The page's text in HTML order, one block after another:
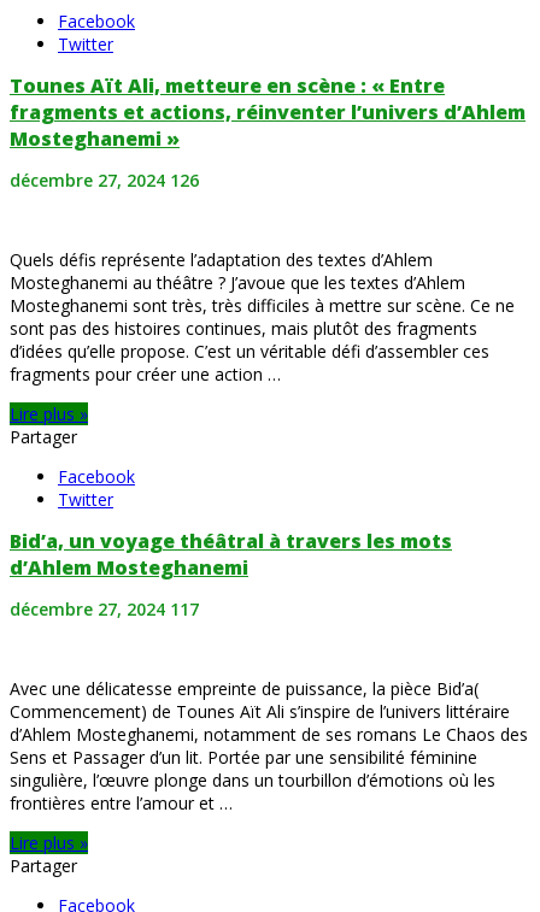
Facebook
Twitter
Tounes Aït Ali, metteure en scène : « Entre
fragments et actions, réinventer l’univers d’Ahlem
Mosteghanemi »
décembre 27, 2024 126
Quels défis représente l’adaptation des textes d’Ahlem
Mosteghanemi au théâtre ? J’avoue que les textes d’Ahlem
Mosteghanemi sont très, très difficiles à mettre sur scène. Ce ne
sont pas des histoires continues, mais plutôt des fragments
d’idées qu’elle propose. C’est un véritable défi d’assembler ces
fragments pour créer une action …
Lire plus »
Partager
Facebook
Twitter
Bid’a, un voyage théâtral à travers les mots
d’Ahlem Mosteghanemi
décembre 27, 2024 117
Avec une délicatesse empreinte de puissance, la pièce Bid’a(
Commencement) de Tounes Aït Ali s’inspire de l’univers littéraire
d’Ahlem Mosteghanemi, notamment de ses romans Le Chaos des
Sens et Passager d’un lit. Portée par une sensibilité féminine
singulière, l’œuvre plonge dans un tourbillon d’émotions où les
frontières entre l’amour et …
Lire plus »
Partager
Facebook